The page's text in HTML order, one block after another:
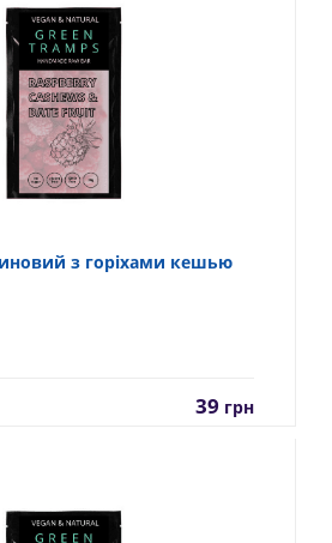
з горіхами кешью
39 грн